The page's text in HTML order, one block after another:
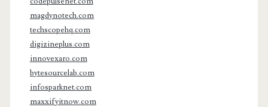
magdynotech.com
techscopehq.com
digizineplus.com
innovexaro.com
bytesourcelab.com
infosparknet.com
maxxifyitnow.com